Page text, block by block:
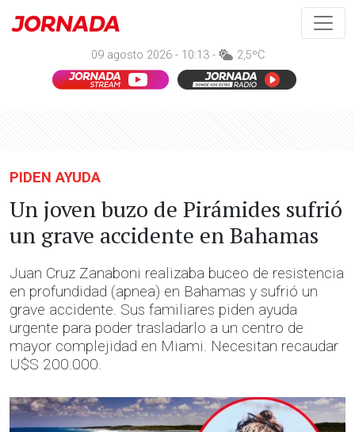
09 agosto 2026 - 10:13 - 2,5ºC
PIDEN AYUDA
Un joven buzo de Pirámides sufrió
un grave accidente en Bahamas
Juan Cruz Zanaboni realizaba buceo de resistencia
en profundidad (apnea) en Bahamas y sufrió un
grave accidente. Sus familiares piden ayuda
urgente para poder trasladarlo a un centro de
mayor complejidad en Miami. Necesitan recaudar
U$S 200.000.